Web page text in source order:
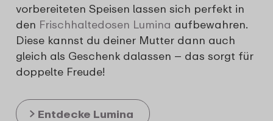
vorbereiteten Speisen lassen sich perfekt in
den Frischhaltedosen Lumina aufbewahren.
Diese kannst du deiner Mutter dann auch
gleich als Geschenk dalassen – das sorgt für
doppelte Freude!
Entdecke Lumina